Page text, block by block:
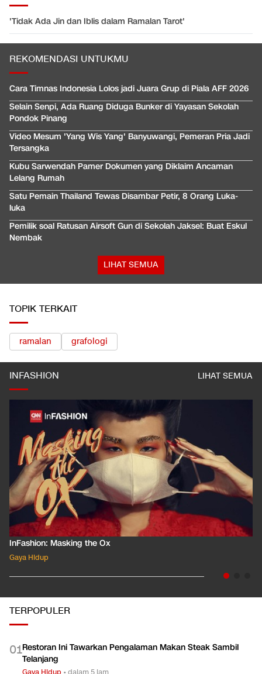
'Tidak Ada Jin dan Iblis dalam Ramalan Tarot'
REKOMENDASI UNTUKMU
Cara Timnas Indonesia Lolos jadi Juara Grup di Piala AFF 2026
Selain Senpi, Ada Ruang Diduga Bunker di Yayasan Sekolah
Pondok Pinang
Video Mesum 'Yang Wis Yang' Banyuwangi, Pemeran Pria Jadi
Tersangka
Kubu Sarwendah Pamer Dokumen yang Diklaim Ancaman
Lelang Rumah
Satu Pemain Thailand Tewas Disambar Petir, 8 Orang Luka-
luka
Pemilik soal Ratusan Airsoft Gun di Sekolah Jaksel: Buat Eskul
Nembak
LIHAT SEMUA
TOPIK TERKAIT
ramalan grafologi
INFASHION LIHAT SEMUA
InFashion: Masking the Ox
Gaya Hidup
TERPOPULER
01Restoran Ini Tawarkan Pengalaman Makan Steak Sambil
Telanjang